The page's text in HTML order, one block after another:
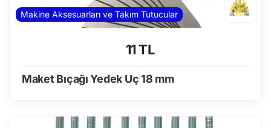
Makine Aksesuarları ve Takım Tutucular
11 TL
Maket Bıçağı Yedek Uç 18 mm